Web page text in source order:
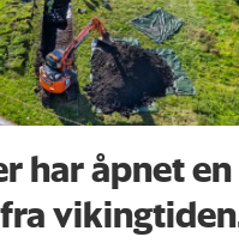
har åpnet en